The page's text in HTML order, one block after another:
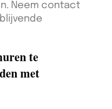
Neem contact
te
met